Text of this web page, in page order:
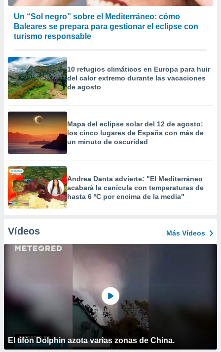
Un “Sol negro” sobre el Mediterráneo: cómo
Baleares se prepara para gestionar el eclipse con
turismo responsable
10 refugios climáticos en Europa para huir
del calor extremo durante las vacaciones
de agosto
Mapa del eclipse solar del 12 de agosto:
los cinco lugares de España con más de
un minuto de oscuridad
Andrea Danta advierte: "El Mediterráneo
acabará la canícula con temperaturas de
hasta 6 ºC por encima de la media"
Vídeos Más Vídeos
El tifón Dolphin azota varias zonas de China.